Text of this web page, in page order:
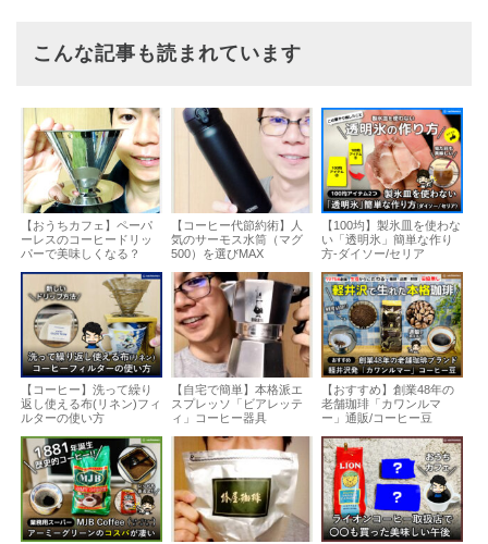
こんな記事も読まれています
【おうちカフェ】ペーパ
ーレスのコーヒードリッ
パーで美味しくなる？
【コーヒー代節約術】人
気のサーモス水筒（マグ
500）を選びMAX
【100均】製氷皿を使わな
い「透明氷」簡単な作り
方-ダイソー/セリア
【コーヒー】洗って繰り
返し使える布(リネン)フィ
ルターの使い方
【自宅で簡単】本格派エ
スプレッソ「ビアレッテ
ィ」コーヒー器具
【おすすめ】創業48年の
老舗珈琲「カワンルマ
ー」通販/コーヒー豆